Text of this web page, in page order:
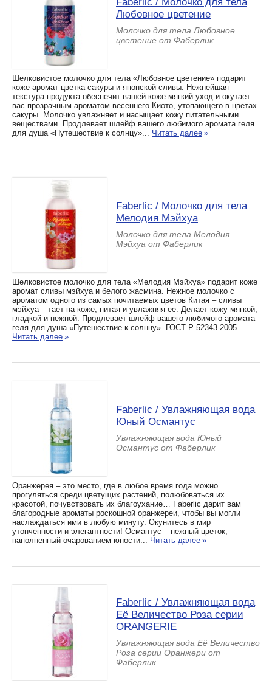
Любовное цветение
Молочко для тела Любовное
цветение от Фаберлик
Шелковистое молочко для тела «Любовное цветение» подарит
коже аромат цветка сакуры и японской сливы. Нежнейшая
текстура продукта обеспечит вашей коже мягкий уход и окутает
вас прозрачным ароматом весеннего Киото, утопающего в цветах
сакуры. Молочко увлажняет и насыщает кожу питательными
веществами. Продлевает шлейф вашего любимого аромата геля
для душа «Путешествие к солнцу»... Читать далее »
Faberlic / Молочко для тела
Мелодия Мэйхуа
Молочко для тела Мелодия
Мэйхуа от Фаберлик
Шелковистое молочко для тела «Мелодия Мэйхуа» подарит коже
аромат сливы мэйхуа и белого жасмина. Нежное молочко с
ароматом одного из самых почитаемых цветов Китая – сливы
мэйхуа – тает на коже, питая и увлажняя ее. Делает кожу мягкой,
гладкой и нежной. Продлевает шлейф вашего любимого аромата
геля для душа «Путешествие к солнцу». ГОСТ Р 52343-2005...
Читать далее »
Faberlic / Увлажняющая вода
Юный Османтус
Увлажняющая вода Юный
Османтус от Фаберлик
Оранжерея – это место, где в любое время года можно
прогуляться среди цветущих растений, полюбоваться их
красотой, почувствовать их благоухание… Faberlic дарит вам
благородные ароматы роскошной оранжереи, чтобы вы могли
наслаждаться ими в любую минуту. Окунитесь в мир
утонченности и элегантности! Османтус – нежный цветок,
наполненный очарованием юности... Читать далее »
Faberlic / Увлажняющая вода
Её Величество Роза серии
ORANGERIE
Увлажняющая вода Её Величество
Роза серии Оранжери от
Фаберлик